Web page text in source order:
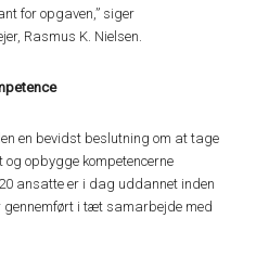
for opgaven,” siger
Rasmus K. Nielsen.
en bevidst beslutning om at tage
opbygge kompetencerne
ansatte er i dag uddannet inden
gennemført i tæt samarbejde med